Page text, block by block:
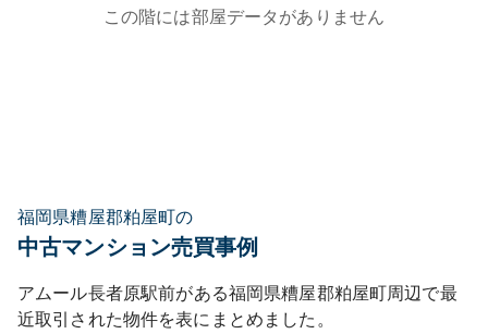
この階には部屋データがありません
福岡県糟屋郡粕屋町の
中古マンション売買事例
アムール長者原駅前がある福岡県糟屋郡粕屋町周辺で最
近取引された物件を表にまとめました。